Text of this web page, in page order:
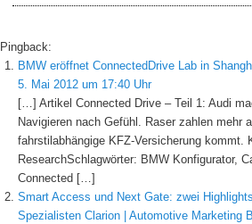
Pingback:
BMW eröffnet ConnectedDrive Lab in
5. Mai 2012 um 17:40 Uhr
[…] Artikel Connected Drive – Teil 1: Audi
Navigieren nach Gefühl. Raser zahlen mehr
fahrstilabhängige KFZ-Versicherung kommt.
ResearchSchlagwörter: BMW Konfigurator,
Connected […]
Smart Access und Next Gate: zwei
Spezialisten Clarion | Automotive Marketing